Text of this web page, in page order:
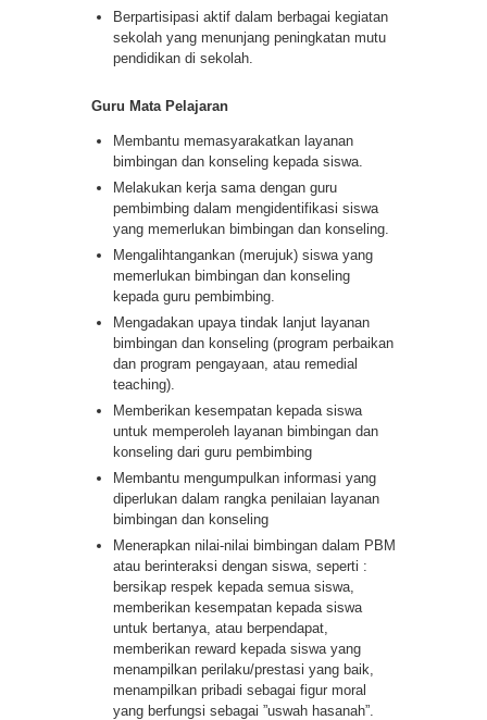
Berpartisipasi aktif dalam berbagai kegiatan
sekolah yang menunjang peningkatan mutu
pendidikan di sekolah.
Guru Mata Pelajaran
Membantu memasyarakatkan layanan
bimbingan dan konseling kepada siswa.
Melakukan kerja sama dengan guru
pembimbing dalam mengidentifikasi siswa
yang memerlukan bimbingan dan konseling.
Mengalihtangankan (merujuk) siswa yang
memerlukan bimbingan dan konseling
kepada guru pembimbing.
Mengadakan upaya tindak lanjut layanan
bimbingan dan konseling (program perbaikan
dan program pengayaan, atau remedial
teaching).
Memberikan kesempatan kepada siswa
untuk memperoleh layanan bimbingan dan
konseling dari guru pembimbing
Membantu mengumpulkan informasi yang
diperlukan dalam rangka penilaian layanan
bimbingan dan konseling
Menerapkan nilai-nilai bimbingan dalam PBM
atau berinteraksi dengan siswa, seperti :
bersikap respek kepada semua siswa,
memberikan kesempatan kepada siswa
untuk bertanya, atau berpendapat,
memberikan reward kepada siswa yang
menampilkan perilaku/prestasi yang baik,
menampilkan pribadi sebagai figur moral
yang berfungsi sebagai ”uswah hasanah”.